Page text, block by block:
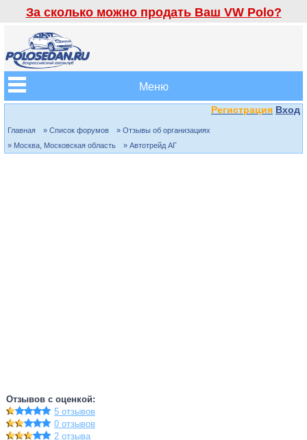
За сколько можно продать Ваш VW Polo?
Меню
Регистрация Вход
Главная » Список форумов
» Отзывы об организациях
» Москва, Московская область
» Автотрейд АГ
Отзывов с оценкой:
5 отзывов
0 отзывов
2 отзыва